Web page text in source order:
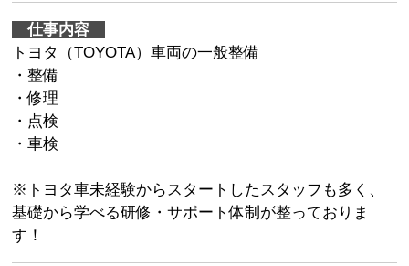
仕事内容
トヨタ（TOYOTA）車両の一般整備
・整備
・修理
・点検
・車検
※トヨタ車未経験からスタートしたスタッフも多く、
基礎から学べる研修・サポート体制が整っておりま
す！